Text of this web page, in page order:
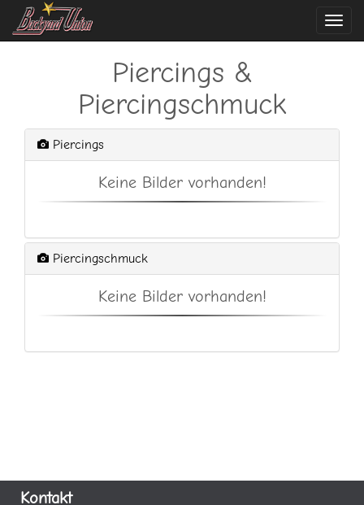
Piercings &
Piercingschmuck
Piercings
Keine Bilder vorhanden!
Piercingschmuck
Keine Bilder vorhanden!
Kontakt